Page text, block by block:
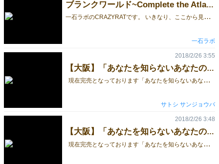
ブランクワールド~Complete the Atlas~ができるまで 9
一
石ラボのCRAZYRATです。 いきなり、ここから見てしまった方は、続きものとなっておりますので、ぜひ1からご覧ください。 主に、このゲームのテストプレイをするために、OMO試遊会（当初はOMOテストプレイ会）を立ち上げ、多くの方に遊んでいただく中で、色々なことを試すことが出来ました。 しかし、最も大きかったのは、池袋のボードゲームカフェ、サイコロブクロさんで行われていた、ボードゲームの作り方、みたいなイベント（すみません、正式な名称がわかりません）でのEJIN研究所の江神号さんとの出会いでした。 江神さんと言えば、あのハコオンナの作者であり、国内では数少ないプロのボードゲームクリエイターの一人です。 この出会いがなかったら、このゲームは完成していなかったかもしれない、と思えるほどです。 その後も、ハッピーゲームズのRYOさんや、堀場工房の堀場わたるさんなど、先人たちのご助言等により、このゲームはブラッシュアップされていきました。 テストプレイでも、終わった後に「面白かった」といった感想をいただけることが多くなってきて、ようやく、完成を迎えることが出来たのです。
一石ラボ
【大阪】「あなたを知らないあなたの隣人」の改訂版の説明書
現在完売となっております「あなたを知らないあなたの隣人」を、少しの変更を加えた改訂版として2018大阪で再販します。見やすく改訂した（はずの）説明書を公開しますので、よろしくお願いします。ルール自体は変わっていません。 ゲームマーケット価格 2,000円 ルール全文はこちら ゲームマーケット価格 2,000円
2018/2/26 3:55
サトシ サンジョウバ
【大阪】「あなたを知らないあなたの隣人」の予約受付を開始
現在完売となっております「あなたを知らないあなたの隣人」を、少しの変更を加えた改訂版として2018大阪で再販します。本日より予約受付を開始しますので、よろしくお願い致します。 ゲームマーケット価格 2,000円 ここからはゲームの詳細です！ これらのカードの●の項目を、 「悪い事だ」と思う順に並べるとすると、皆さんはどんな順番になりますか？ もしくは、 ▲の項目を「嫌いだ」、■の項目を「やりたくない／やめたい」、★の項目を「困る」と思う順に並べるとするとどんな順番でしょうか？ このゲームは誰か一人が決めた順番を、みんなが予想して当てるパーティゲームです。 「あの人はタバコ吸わないから歩きタバコとか許せなさそう」 「お酒飲まないって言ってたし飲み会は嫌いに違いない」 「合コンとかやるタイプじゃなさそうだから、やりたくないんじゃない？」 「いや野菜大事だし、困るよ絶対」 という風に「この人ならどう思うか」を考えながら、順番を予想します。 当てた順番１つにつき１点ですが、勝ち負けよりも、 順番が当たった時の「そうだよね！」や 外れた時の「え～！？そうなの！？」というのを楽しむゲームです。 いつも遊んでいる人達をあなたはどれだけ知っていますか？ プレイ動画はこちら https://www.youtube.com/watch?v=yBOZHSWg1m4 ２人プレイの動画はこちら https://www.youtube.com/watch?v=ZNSTvR5CS2s ゲームマーケット価格 2,000円 内容物（左がカード裏面） ＊選択肢カード、アイコンカード（大）、お題カードは63×89ｍｍサイズ ＊アイコンカード（小）、ポイントカードは86×52ｍｍサイズ ゲーム内容紹介 メインゲームは『順番を決める人＝あなた』の決めた順番を、『他のプレイヤー（予想する人）＝隣人』が当てるシンプルなものです。 5枚のカードの順番を『あなた』がみんなに見えないように決めて、『隣人』はそれを予想します。予想には5色のアイコンカードを使います。 『あなた』は対応するアイコンカードを左から一番そうだと思う順に、伏せて自分の前に並べます。『隣人』は『あなた』の順番を予想して、同じようにアイコンカードを伏せて自分の前に並べます。 全員が並べ終えたらカードをオープンにして、どれだけ当たっていたかを確認します。 オープンの方法は自由ですが答え合わせは非常に楽しい瞬間ですので、『隣人』のカードを先にオープンして、「なぜそう予想したのか」を話してから答えをオープンにするなどがオススメです。ぜひ楽しい答え合わせを考えてみて下さい。 『あなた』の順番をみんなで予想する協力ゲームとしても遊べます。協力ゲームでは『あなた』は『隣人』たちの相談をニヤニヤして聞くことになるでしょう。 順番を当てるのではなく、どのお題に沿って並べたものかを当てるルールもあります。 これは、『あなた』が並べた選択肢カードが、どのお題に沿って並べられたものかを『隣人』が予想するものです。 このお題カードではないと思うものを『隣人』は宣言していき、当たっていなければセーフでそのお題カードを裏向きにします。当たってしまえばアウトになり、その時点でオープンになっているお題カードの枚数だけマイナス点をその『隣人』は受け取ります。 これを何度か繰り返し、一番『あなた』を知らない『隣人』が誰かを決めて下さい。協力形式では、『隣人』たちが相談してお題カードを予想していきます。 みんなが「どのカードを１番そうだと思うだろう」と予想するルールもあります。これはプレイヤー同士がお互いをあまり知らない時にも遊べるルールです。 各プレイヤーは選択肢カード５枚を手札として持ち、お題カードを１枚オープンします。 そのお題カードを見て、手札の中から「みんなが一番そうだ」と思いそうなカードを１枚選び、伏せて中央に置きます。全員がカードを出したら、それらのカードをシャッフルしてオープンしていきます。 プレイヤー全員は自分が出したカード以外で、どのカードが「一番そうだ」と思うかを考えます。この時、他のプレイヤーがどう思うかも考慮して下さい。 「せーの」で全員同時に自分が出したカード以外のカードを指さします。 一番多くのプレイヤーが選んだ（指をさした）カードが何かを確認します。そのカードを選んだプレイヤーは１点を獲得し、そのカードを手札から出したプレイヤーは２点を獲得します。 これを好きな回数プレイし、一番得点の高い人が勝者となります。 ゲームマーケット価格 2,000円
2018/2/26 3:48